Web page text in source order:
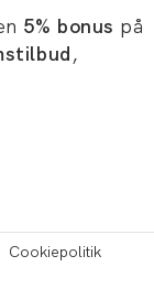
5% bonus på
,
Cookiepolitik